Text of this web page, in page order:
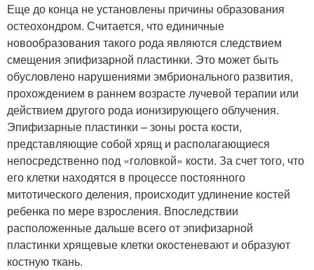
Еще до конца не установлены причины образования
остеохондром. Считается, что единичные
новообразования такого рода являются следствием
смещения эпифизарной пластинки. Это может быть
обусловлено нарушениями эмбрионального развития,
прохождением в раннем возрасте лучевой терапии или
действием другого рода ионизирующего облучения.
Эпифизарные пластинки – зоны роста кости,
представляющие собой хрящ и располагающиеся
непосредственно под «головкой» кости. За счет того, что
его клетки находятся в процессе постоянного
митотического деления, происходит удлинение костей
ребенка по мере взросления. Впоследствии
расположенные дальше всего от эпифизарной
пластинки хрящевые клетки окостеневают и образуют
костную ткань.